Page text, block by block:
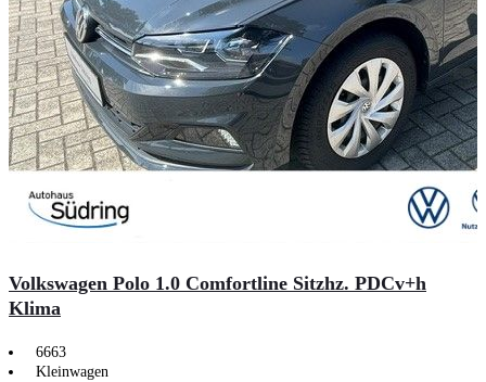
Volkswagen Polo 1.0 Comfortline Sitzhz. PDCv+h
Klima
6663
Kleinwagen